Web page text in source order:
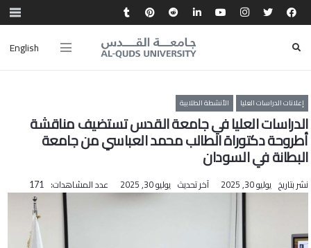
English
إعلانات الدراسات العليا الأنشطة الطلابية
الدراسات العليا في جامعة القدس تستضيف مناقشة
أطروحة دكتوراة الطالب محمد العباسي من جامعة
البطانة في السودان
نشر بتاريخ يوليو 30, 2025 آخر تحديث يوليو 30, 2025 عدد المشاهدات: 171